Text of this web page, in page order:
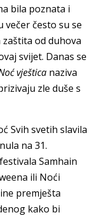
bila poznata i
večer često su se
od duhova
svijet. Danas se
vještica naziva
zle duše s
Svih svetih slavila
na 31.
Samhain
ili Noći
premješta
kako bi